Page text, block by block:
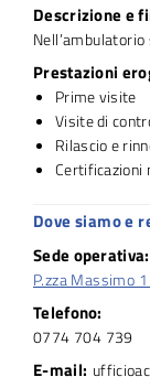
Descrizione e
Prestazioni
Prime visite
Visite di
Rilascio e
Certificazioni
Dove siamo e
Sede operativa:
P.zza Massimo
Telefono:
0774 704 739
E-mail: